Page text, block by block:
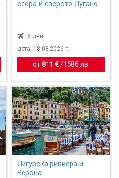
езера и езерото Лугано
6 дни
дата: 18.08.2026 г.
от 811 €/ 1586 лв.
Лигурска ривиера и
Верона